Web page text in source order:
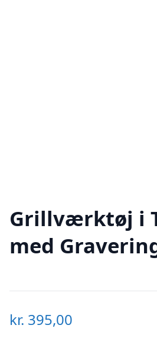
Grillværktøj i
med
kr. 395,00